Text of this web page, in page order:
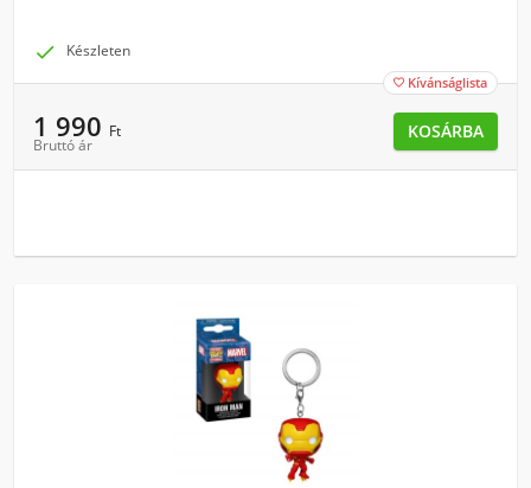
 Készleten
 Kívánságlista
1 990 Ft
Bruttó ár
KOSÁRBA